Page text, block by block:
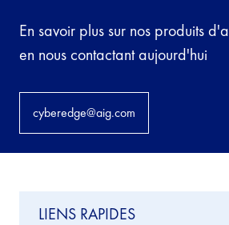
En savoir plus sur nos produits
en nous contactant aujourd'hui
cyberedge@aig.com
LIENS RAPIDES